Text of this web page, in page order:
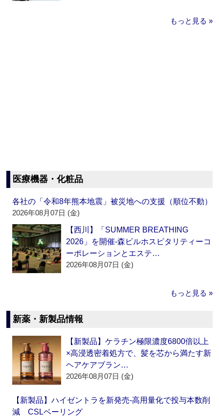
もっと見る »
医療機器・化粧品
各社の「令和8年熊本地震」被災地への支援（順位不動）
2026年08月07日 (金)
【西川】「SUMMER BREATHING
2026」を開催‐森ビルホスピタリティーコ
ーポレーションとエステ…
2026年08月07日 (金)
もっと見る »
新薬・新製品情報
【新製品】ケラチン極限濃度6800倍以上
×高浸透密着処方で、髪を芯から満たす新
ヘアケアブラン…
2026年08月07日 (金)
【新製品】ハイゼントラを新発売‐高用量化で投与本数削
減 CSLベーリング